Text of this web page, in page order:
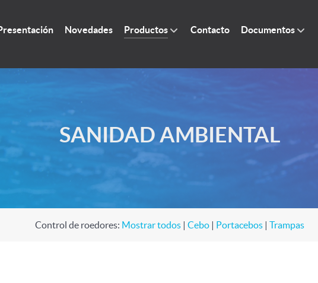
Novedades Productos Contacto Documentos
SANIDAD AMBIENTAL
Control de roedores: Mostrar todos | Cebo | Portacebos | Trampas